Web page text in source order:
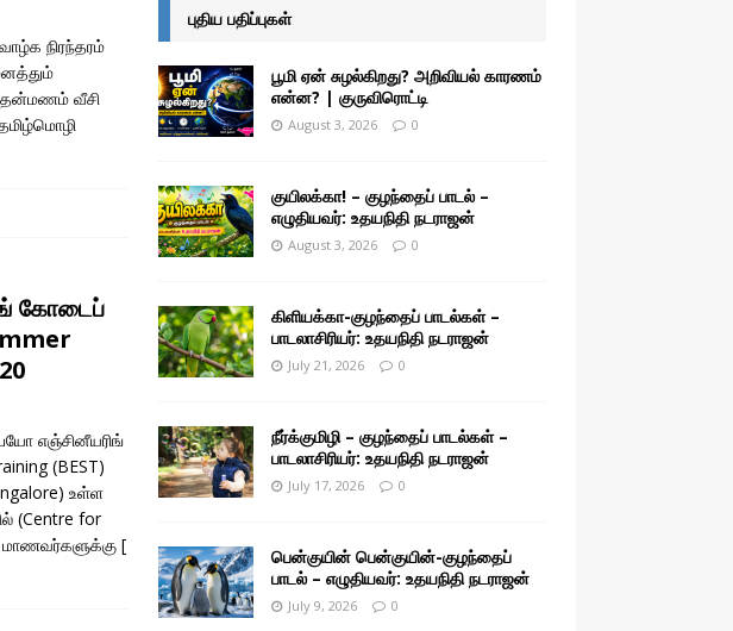
நிரந்தரம்
தன்மணம் வீசி
கோடைப்
எஞ்சினீயரிங்
(BEST)
உள்ள
(Centre for
மாணவர்களுக்கு [
புதிய பதிப்புகள்
பூமி ஏன் சுழல்கிறது? அறிவியல் காரணம்
என்ன? | குருவிரொட்டி
August 3, 2026 0
குயிலக்கா! – குழந்தைப் பாடல் –
எழுதியவர்: உதயநிதி நடராஜன்
August 3, 2026 0
கிளியக்கா-குழந்தைப் பாடல்கள் –
பாடலாசிரியர்: உதயநிதி நடராஜன்
July 21, 2026 0
நீர்க்குமிழி – குழந்தைப் பாடல்கள் –
பாடலாசிரியர்: உதயநிதி நடராஜன்
July 17, 2026 0
பென்குயின் பென்குயின்-குழந்தைப்
பாடல் – எழுதியவர்: உதயநிதி நடராஜன்
July 9, 2026 0